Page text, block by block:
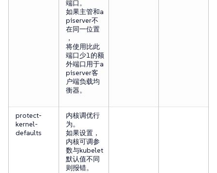
端口。
如果主管和a
piserver不
在同一位置
，
将使用比此
端口少1的额
外端口用于a
piserver客
户端负载均
衡器。
protect-
kernel-
defaults
内核调优行
为。
如果设置，
内核可调参
数与kubelet
默认值不同
则报错。